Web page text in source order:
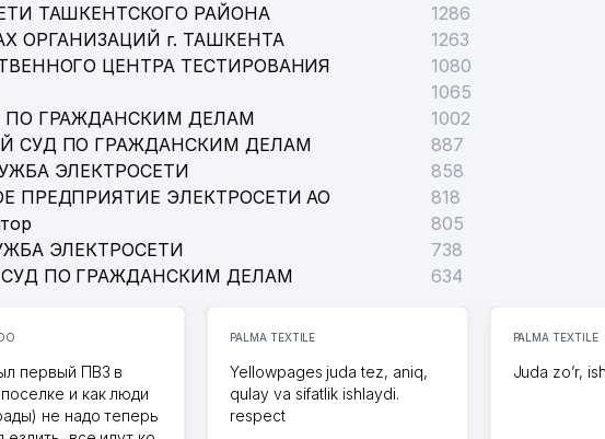
ТАШКЕНТСКОГО РАЙОНА
1286
ОРГАНИЗАЦИЙ г. ТАШКЕНТА
1263
ЦЕНТРА ТЕСТИРОВАНИЯ
1080
1065
ПО ГРАЖДАНСКИМ ДЕЛАМ
1002
СУД ПО ГРАЖДАНСКИМ ДЕЛАМ
887
ЭЛЕКТРОСЕТИ
858
ПРЕДПРИЯТИЕ ЭЛЕКТРОСЕТИ АО
818
805
ЭЛЕКТРОСЕТИ
738
ПО ГРАЖДАНСКИМ ДЕЛАМ 634
первый ПВЗ в
и как люди
не надо теперь
PALMA TEXTILE
Yellowpages juda tez, aniq,
qulay va sifatlik ishlaydi.
respect
PALMA TEXTILE
Juda zo’r,